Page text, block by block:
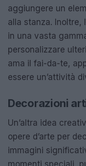
aggiungere un
alla stanza. Inoltre,
in una vasta
personalizzare
ama il fai-da-te,
essere un’attività
Decorazioni
Un’altra idea
opere d’arte per
immagini
momenti speciali,